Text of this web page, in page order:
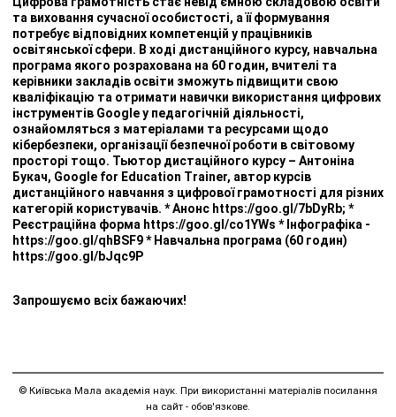
та виховання сучасної особистості, а її формування
потребує відповідних компетенцій у працівників
освітянської сфери. В ході дистанційного курсу, навчальна
програма якого розрахована на 60 годин, вчителі та
керівники закладів освіти зможуть підвищити свою
кваліфікацію та отримати навички використання цифрових
інструментів Google у педагогічній діяльності,
ознайомляться з матеріалами та ресурсами щодо
кібербезпеки, організації безпечної роботи в світовому
просторі тощо. Тьютор дистаційного курсу – Антоніна
Букач, Google for Education Trainer, автор курсів
дистанційного навчання з цифрової грамотності для різних
категорій користувачів. * Анонс https://goo.gl/7bDyRb; *
Реєстраційна форма https://goo.gl/co1YWs * Інфографіка -
https://goo.gl/qhBSF9 * Навчальна програма (60 годин)
https://goo.gl/bJqc9P
Запрошуємо всіх бажаючих!
© Київська Мала академія наук. При використанні матеріалів посилання
на сайт - обов'язкове.